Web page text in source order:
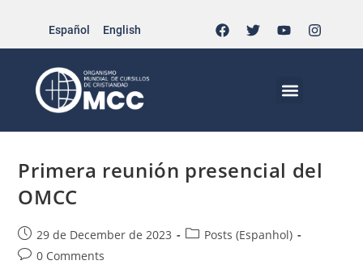
Español English
actividad-nacg
actividad-nacg
Primera reunión presencial del
OMCC
29 de December de 2023
Posts (Espanhol)
0 Comments